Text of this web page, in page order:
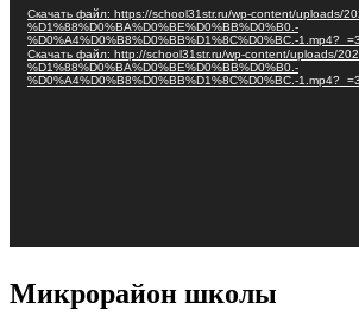
Скачать файл: https://school31str.ru/wp-content/uploads/
%D1%88%D0%BA%D0%BE%D0%BB%D0%B0.-
%D0%A4%D0%B8%D0%BB%D1%8C%D0%BC.-1.mp4?_=3
Скачать файл: http://school31str.ru/wp-content/uploads/
%D1%88%D0%BA%D0%BE%D0%BB%D0%B0.-
%D0%A4%D0%B8%D0%BB%D1%8C%D0%BC.-1.mp4?_=3
Микрорайон школы